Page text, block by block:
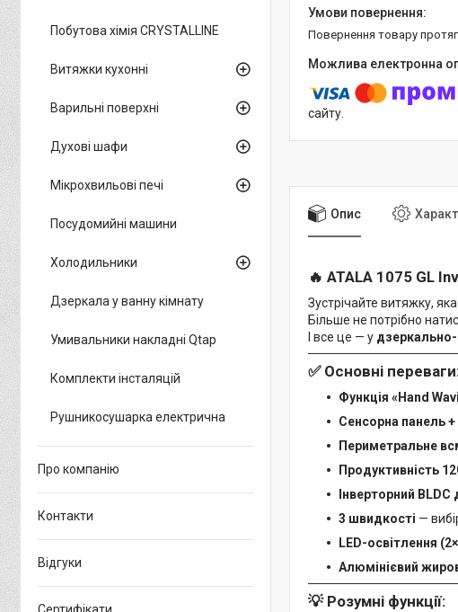
повернення товару
сайту.
Опис
🔥 ATALA 1075 GL
Зустрічайте витяжку,
Більше не потрібно
І все це — у
✅ Основні
Функція «Hand
Сенсорна панель
Периметральне
Продуктивність
Інверторний
3 швидкості —
LED-освітлення
Алюмінієвий
💡 Розумні функції:
Побутова хімія CRYSTALLINE
Витяжки кухонні
Варильні поверхні
Духові шафи
Мікрохвильові печі
Посудомийні машини
Холодильники
Дзеркала у ванну кімнату
Умивальники накладні Qtap
Комплекти інсталяцій
Рушникосушарка електрична
Про компанію
Контакти
Відгуки